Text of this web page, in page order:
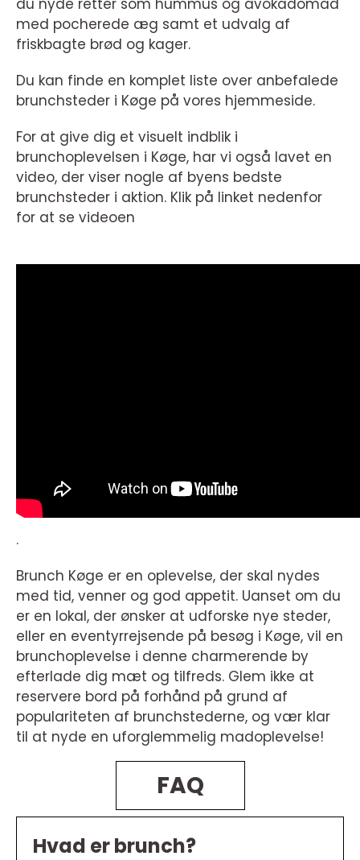
med pocherede æg samt et udvalg af
friskbagte brød og kager.
Du kan finde en komplet liste over anbefalede
brunchsteder i Køge på vores hjemmeside.
For at give dig et visuelt indblik i
brunchoplevelsen i Køge, har vi også lavet en
video, der viser nogle af byens bedste
brunchsteder i aktion. Klik på linket nedenfor
for at se videoen
.
Brunch Køge er en oplevelse, der skal nydes
med tid, venner og god appetit. Uanset om du
er en lokal, der ønsker at udforske nye steder,
eller en eventyrrejsende på besøg i Køge, vil en
brunchoplevelse i denne charmerende by
efterlade dig mæt og tilfreds. Glem ikke at
reservere bord på forhånd på grund af
populariteten af brunchstederne, og vær klar
til at nyde en uforglemmelig madoplevelse!
FAQ
Hvad er brunch?